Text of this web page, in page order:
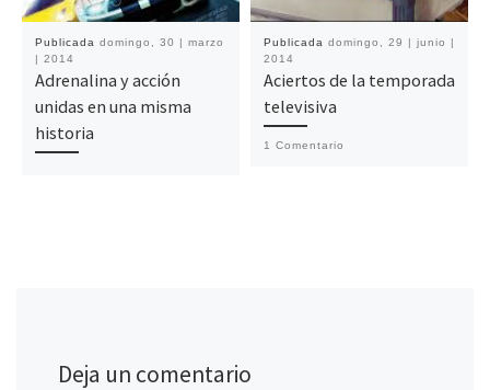
Publicada domingo, 30 | marzo
| 2014
Adrenalina y acción
unidas en una misma
historia
Publicada domingo, 29 | junio |
2014
Aciertos de la temporada
televisiva
1 Comentario
Deja un comentario